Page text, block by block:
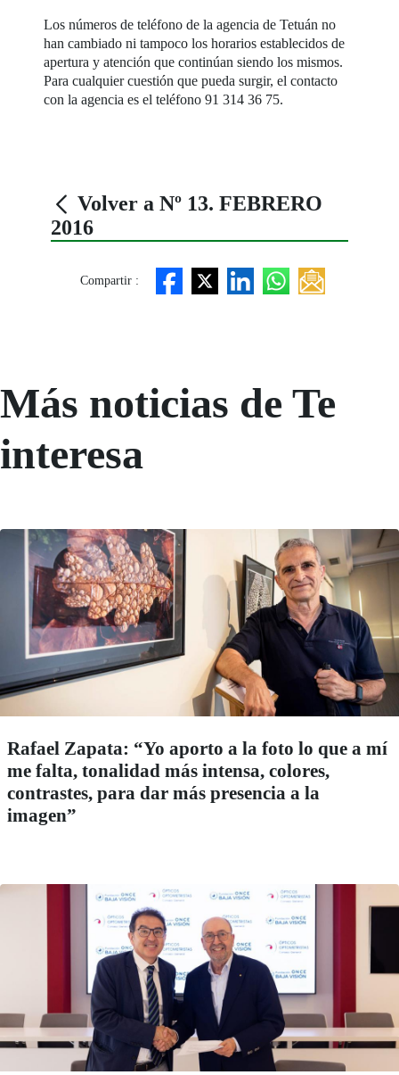
Los números de teléfono de la agencia de Tetuán no
han cambiado ni tampoco los horarios establecidos de
apertura y atención que continúan siendo los mismos.
Para cualquier cuestión que pueda surgir, el contacto
con la agencia es el teléfono 91 314 36 75.
Volver a Nº 13. FEBRERO
2016
Compartir :
Más noticias de Te
interesa
Rafael Zapata: “Yo aporto a la foto lo que a mí
me falta, tonalidad más intensa, colores,
contrastes, para dar más presencia a la
imagen”